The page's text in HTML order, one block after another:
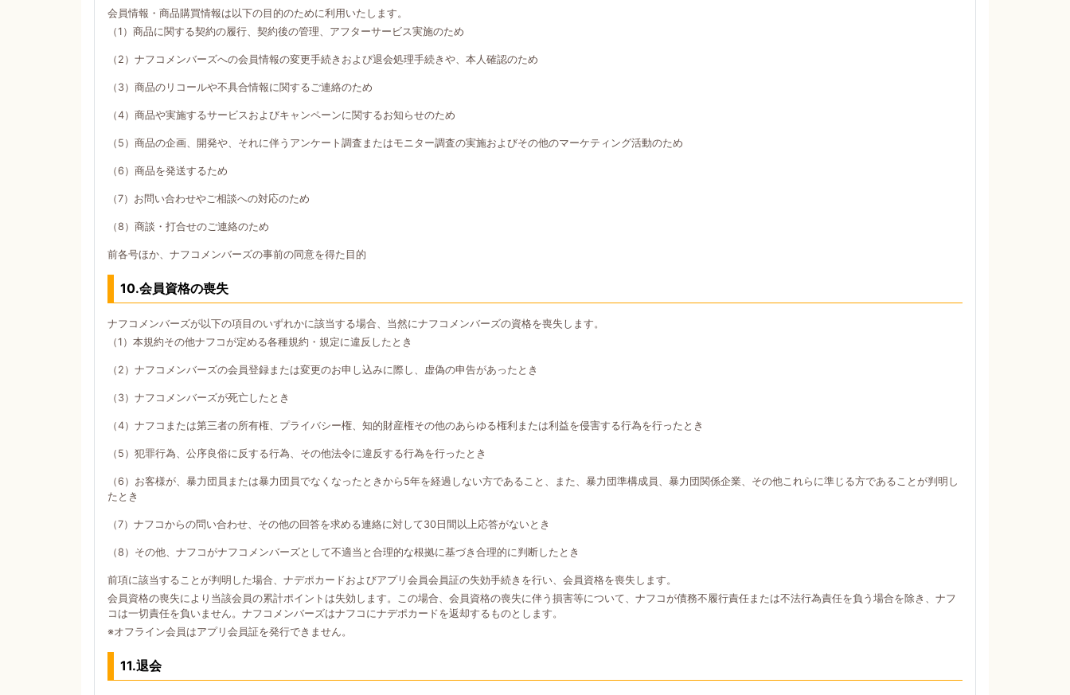
会員情報・商品購買情報は以下の目的のために利用いたします。
（1）商品に関する契約の履行、契約後の管理、アフターサービス実施のため
（2）ナフコメンバーズへの会員情報の変更手続きおよび退会処理手続きや、本人確認のため
（3）商品のリコールや不具合情報に関するご連絡のため
（4）商品や実施するサービスおよびキャンペーンに関するお知らせのため
（5）商品の企画、開発や、それに伴うアンケート調査またはモニター調査の実施およびその他のマーケティング活動のため
（6）商品を発送するため
（7）お問い合わせやご相談への対応のため
（8）商談・打合せのご連絡のため
前各号ほか、ナフコメンバーズの事前の同意を得た目的
10.会員資格の喪失
ナフコメンバーズが以下の項目のいずれかに該当する場合、当然にナフコメンバーズの資格を喪失します。
（1）本規約その他ナフコが定める各種規約・規定に違反したとき
（2）ナフコメンバーズの会員登録または変更のお申し込みに際し、虚偽の申告があったとき
（3）ナフコメンバーズが死亡したとき
（4）ナフコまたは第三者の所有権、プライバシー権、知的財産権その他のあらゆる権利または利益を侵害する行為を行ったとき
（5）犯罪行為、公序良俗に反する行為、その他法令に違反する行為を行ったとき
（6）お客様が、暴力団員または暴力団員でなくなったときから5年を経過しない方であること、また、暴力団準構成員、暴力団関係企業、その他これらに準じる方であることが判明し
たとき
（7）ナフコからの問い合わせ、その他の回答を求める連絡に対して30日間以上応答がないとき
（8）その他、ナフコがナフコメンバーズとして不適当と合理的な根拠に基づき合理的に判断したとき
前項に該当することが判明した場合、ナデポカードおよびアプリ会員会員証の失効手続きを行い、会員資格を喪失します。
会員資格の喪失により当該会員の累計ポイントは失効します。この場合、会員資格の喪失に伴う損害等について、ナフコが債務不履行責任または不法行為責任を負う場合を除き、ナフ
コは一切責任を負いません。ナフコメンバーズはナフコにナデポカードを返却するものとします。
※オフライン会員はアプリ会員証を発行できません。
11.退会